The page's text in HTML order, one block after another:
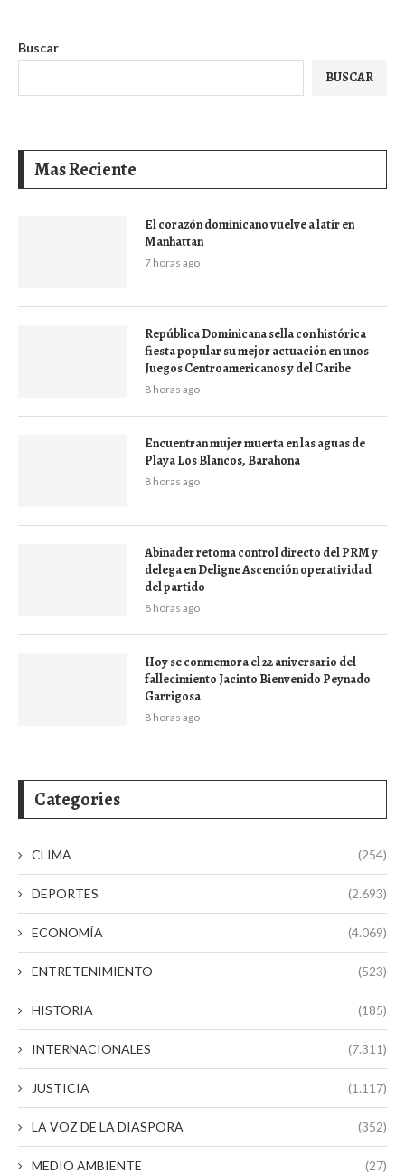
Buscar
BUSCAR
Mas Reciente
El corazón dominicano vuelve a latir en
Manhattan
7 horas ago
República Dominicana sella con histórica
fiesta popular su mejor actuación en unos
Juegos Centroamericanos y del Caribe
8 horas ago
Encuentran mujer muerta en las aguas de
Playa Los Blancos, Barahona
8 horas ago
Abinader retoma control directo del PRM y
delega en Deligne Ascención operatividad
del partido
8 horas ago
Hoy se conmemora el 22 aniversario del
fallecimiento Jacinto Bienvenido Peynado
Garrigosa
8 horas ago
Categories
CLIMA (254)
DEPORTES (2.693)
ECONOMÍA (4.069)
ENTRETENIMIENTO (523)
HISTORIA (185)
INTERNACIONALES (7.311)
JUSTICIA (1.117)
LA VOZ DE LA DIASPORA (352)
MEDIO AMBIENTE (27)